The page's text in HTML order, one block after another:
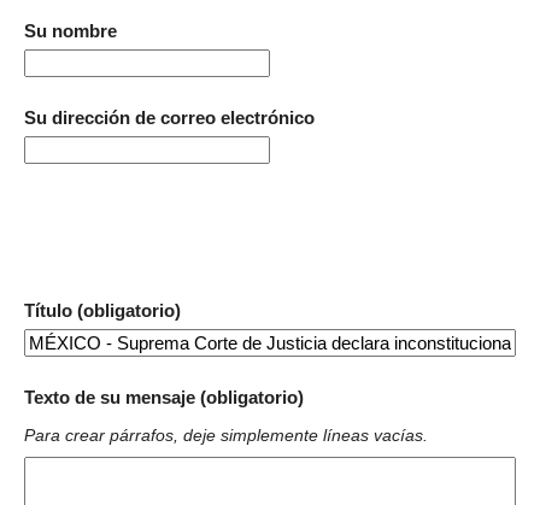
Su nombre
Su dirección de correo electrónico
Título (obligatorio)
Texto de su mensaje (obligatorio)
Para crear párrafos, deje simplemente líneas vacías.